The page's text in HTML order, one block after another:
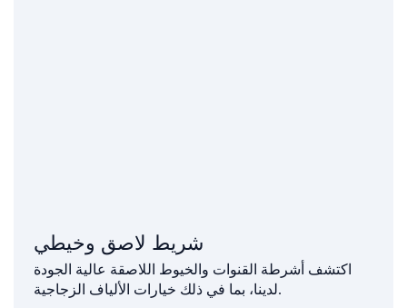
شريط لاصق وخيطي
اكتشف أشرطة القنوات والخيوط اللاصقة عالية الجودة
لدينا، بما في ذلك خيارات الألياف الزجاجية.